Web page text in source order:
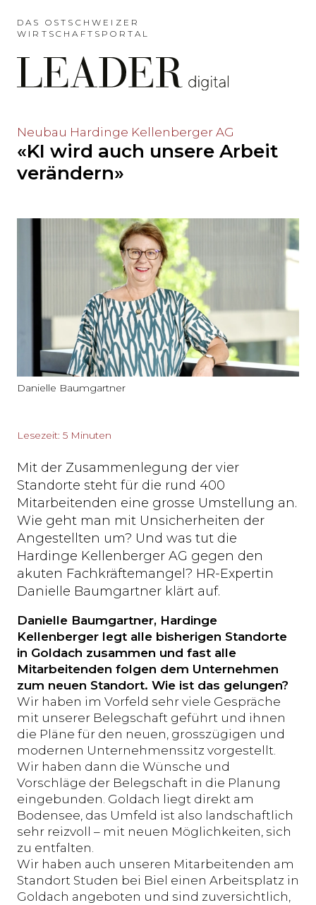
das
Hauptmenü
auslassen
und
Inhalt
springen?
DAS OSTSCHWEIZER
WIRTSCHAFTSPORTAL
Möchten
Hauptinhalt
Neubau Hardinge Kellenberger AG
«KI wird auch unsere Arbeit
verändern»
Danielle Baumgartner
Lesezeit: 5 Minuten
Mit der Zusammenlegung der vier
Standorte steht für die rund 400
Mitarbeitenden eine grosse Umstellung an.
Wie geht man mit Unsicherheiten der
Angestellten um? Und was tut die
Hardinge Kellenberger AG gegen den
akuten Fachkräftemangel? HR-Expertin
Danielle Baumgartner klärt auf.
Danielle Baumgartner, Hardinge
Kellenberger legt alle bisherigen Standorte
in Goldach zusammen und fast alle
Mitarbeitenden folgen dem Unternehmen
zum neuen Standort. Wie ist das gelungen?
Wir haben im Vorfeld sehr viele Gespräche
mit unserer Belegschaft geführt und ihnen
die Pläne für den neuen, grosszügigen und
modernen Unternehmenssitz vorgestellt.
Wir haben dann die Wünsche und
Vorschläge der Belegschaft in die Planung
eingebunden. Goldach liegt direkt am
Bodensee, das Umfeld ist also landschaftlich
sehr reizvoll – mit neuen Möglichkeiten, sich
zu entfalten.
Wir haben auch unseren Mitarbeitenden am
Standort Studen bei Biel einen Arbeitsplatz in
Goldach angeboten und sind zuversichtlich,